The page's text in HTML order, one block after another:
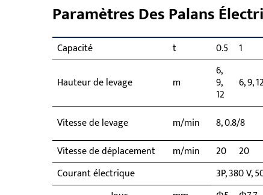
Paramètres Des Palans
Capacité t 0.5 1
Hauteur de levage m
6,
9,
12
6, 9,
Vitesse de levage m/min 8, 0.8/8
Vitesse de déplacement
m/min 20 20
Courant électrique
3P, 380 V,